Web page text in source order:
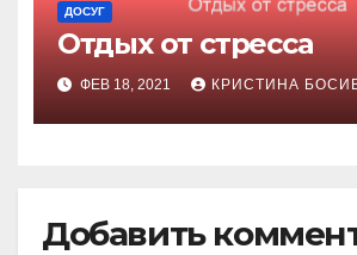
ДОСУГ
Отдых от стресса
ФЕВ 18, 2021 КРИСТИНА
Добавить